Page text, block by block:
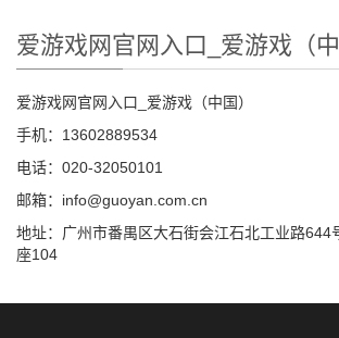
爱游戏网官网入口_爱游戏（中
爱游戏网官网入口_爱游戏（中国）
手机：13602889534
电话：020-32050101
邮箱：info@guoyan.com.cn
地址：广州市番禺区大石街会江石北工业路644
座104